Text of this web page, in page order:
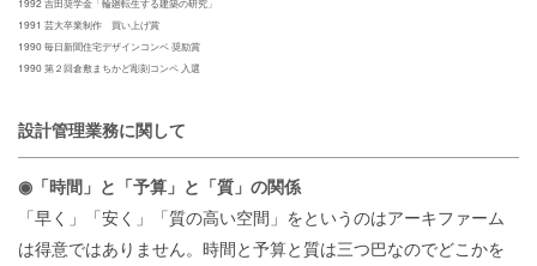
1991 芸大卒業制作 買い上げ賞
1990 毎日新聞住宅デザインコンペ 奨励賞
1990 第２回倉敷まちかど彫刻コンペ 入選
設計管理業務に関して
◉「時間」と「予算」と「質」の関係
「早く」「安く」「質の高い空間」をというのはアーキファーム
は得意ではありません。時間と予算と質は三つ巴なのでどこかを